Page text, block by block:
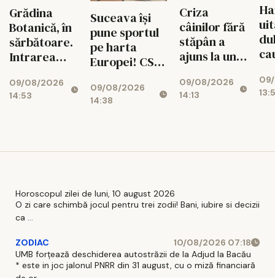
Grădina
Botanică, în
sărbătoare.
Intrarea
gratuită
pentru toți
09/08/2026
14:53
Suceava își
pune sportul
pe harta
Europei! CSU,
europeană
pentru a
09/08/2026
14:38
Criza
câinilor fără
stăpân a
ajuns la un
în județul
Iași
09/08/2026
14:13
Horoscopul zilei de luni, 10 august 2026
O zi care schimbă jocul pentru trei zodii! Bani, iubire si decizii
ca ...
ZODIAC
10/08/2026 07:18
UMB forțează deschiderea autostrăzii de la Adjud la Bacău
* este in joc jalonul PNRR din 31 august, cu o miză financiară